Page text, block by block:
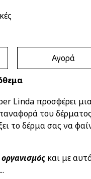
Αγορά
Linda προσφέρει
του
το δέρμα σας να
και με